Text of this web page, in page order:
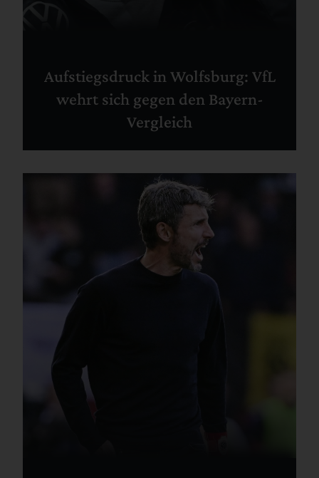
Aufstiegsdruck in Wolfsburg: VfL
wehrt sich gegen den Bayern-
Vergleich